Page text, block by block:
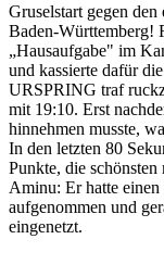
Gruselstart gegen den
Baden-Württemberg!
„Hausaufgabe" im
und kassierte dafür
URSPRING traf
mit 19:10. Erst
hinnehmen musste,
In den letzten 80
Punkte, die
Aminu: Er hatte
aufgenommen und
eingenetzt.